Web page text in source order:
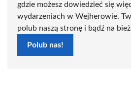
gdzie możesz dowiedzieć się
wydarzeniach w Wejherowie.
polub naszą stronę i bądź na
Polub nas!